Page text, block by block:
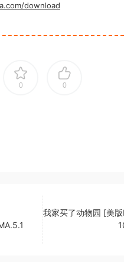
download
0 0
我家买了动物园 [美